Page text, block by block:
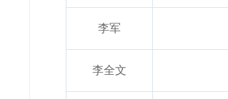
李军
李全文